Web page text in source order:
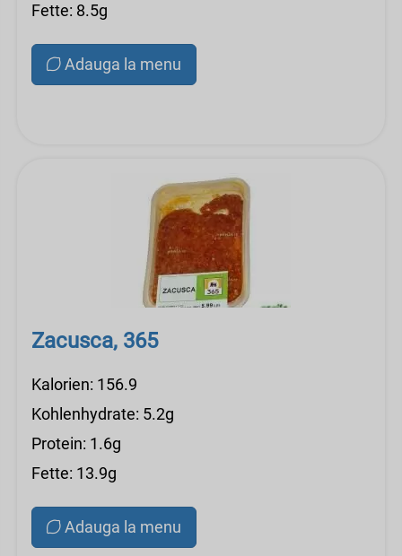
Fette: 8.5g
Adauga la menu
Zacusca, 365
Kalorien: 156.9
Kohlenhydrate: 5.2g
Protein: 1.6g
Fette: 13.9g
Adauga la menu